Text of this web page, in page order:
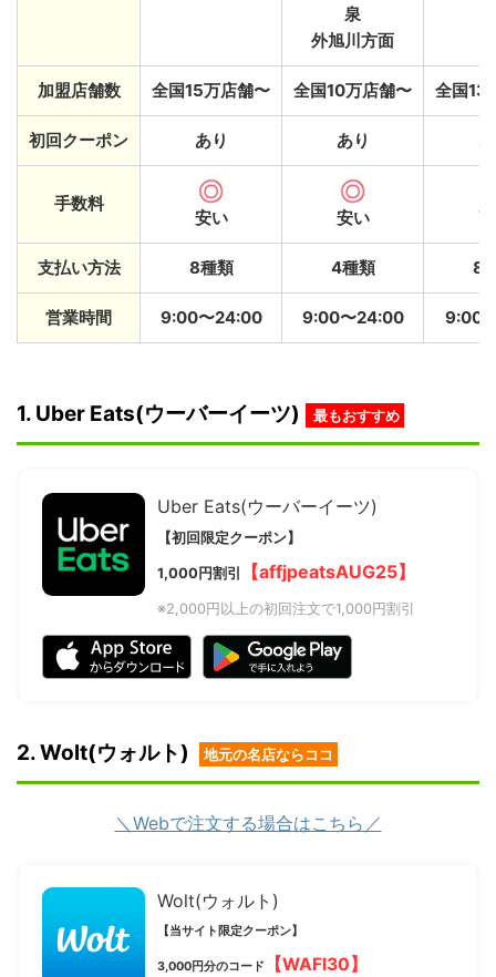
泉
外旭川方面
加盟店舗数 全国15万店舗〜 全国10万店舗〜 全国13
初回クーポン あり あり
手数料
安い 安い
支払い方法 8種類 4種類 8
営業時間 9:00〜24:00 9:00〜24:00 9:00
1. Uber Eats(ウーバーイーツ) 最もおすすめ
Uber Eats(ウーバーイーツ)
【初回限定クーポン】
1,000円割引 【affjpeatsAUG25】
※2,000円以上の初回注文で1,000円割引
2. Wolt(ウォルト) 地元の名店ならココ
＼Webで注文する場合はこちら／
Wolt(ウォルト)
【当サイト限定クーポン】
3,000円分のコード 【WAFI30】